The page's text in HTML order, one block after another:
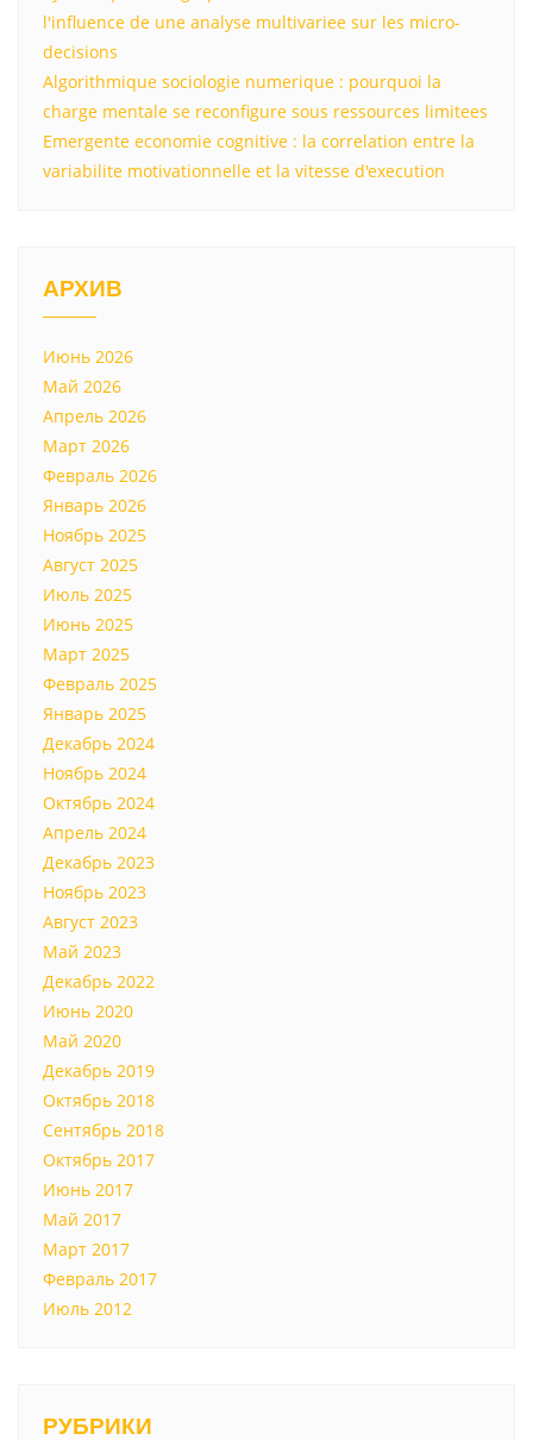
l'influence de une analyse multivariee sur les micro-
decisions
Algorithmique sociologie numerique : pourquoi la
charge mentale se reconfigure sous ressources limitees
Emergente economie cognitive : la correlation entre la
variabilite motivationnelle et la vitesse d'execution
АРХИВ
Июнь 2026
Май 2026
Апрель 2026
Март 2026
Февраль 2026
Январь 2026
Ноябрь 2025
Август 2025
Июль 2025
Июнь 2025
Март 2025
Февраль 2025
Январь 2025
Декабрь 2024
Ноябрь 2024
Октябрь 2024
Апрель 2024
Декабрь 2023
Ноябрь 2023
Август 2023
Май 2023
Декабрь 2022
Июнь 2020
Май 2020
Декабрь 2019
Октябрь 2018
Сентябрь 2018
Октябрь 2017
Июнь 2017
Май 2017
Март 2017
Февраль 2017
Июль 2012
РУБРИКИ